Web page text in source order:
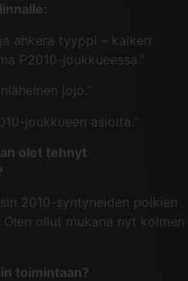
ahkera tyyppi – kaiken
P2010-joukkueessa.”
jojo.”
joukkueen asioita.”
olet tehnyt
2010-syntyneiden poikien
ollut mukana nyt kolmen
toimintaan?